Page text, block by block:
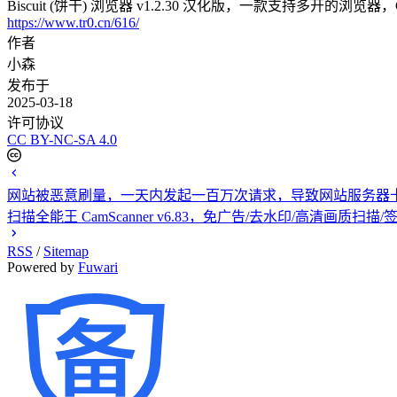
Biscuit (饼干) 浏览器 v1.2.30 汉化版，一款支持多开的浏览器
https://www.tr0.cn/616/
作者
小森
发布于
2025-03-18
许可协议
CC BY-NC-SA 4.0
网站被恶意刷量，一天内发起一百万次请求，导致网站服务
扫描全能王 CamScanner v6.83，免广告/去水印/高清画质扫描/
RSS / Sitemap
Powered by Fuwari